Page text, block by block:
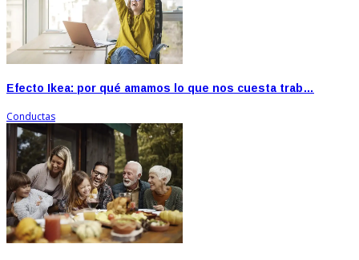
Efecto Ikea: por qué amamos lo que nos cuesta trab…
Conductas